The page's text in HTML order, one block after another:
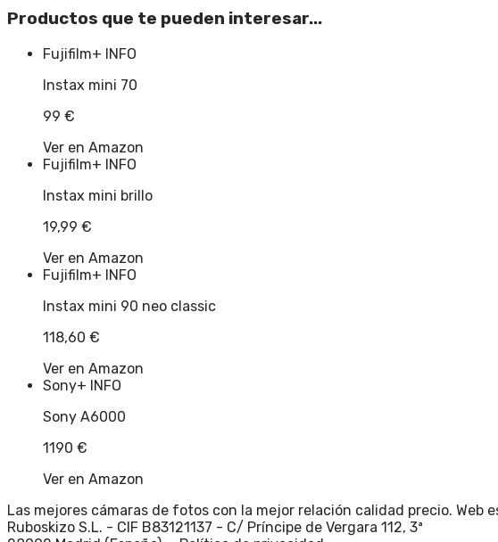
Productos que te pueden interesar...
Fujifilm+ INFO
Instax mini 70
99 €
Ver en Amazon
Fujifilm+ INFO
Instax mini brillo
19,99 €
Ver en Amazon
Fujifilm+ INFO
Instax mini 90 neo classic
118,60 €
Ver en Amazon
Sony+ INFO
Sony A6000
1190 €
Ver en Amazon
Las mejores cámaras de fotos con la mejor relación calidad precio.
Ruboskizo S.L. - CIF B83121137 - C/ Príncipe de Vergara 112, 3ª